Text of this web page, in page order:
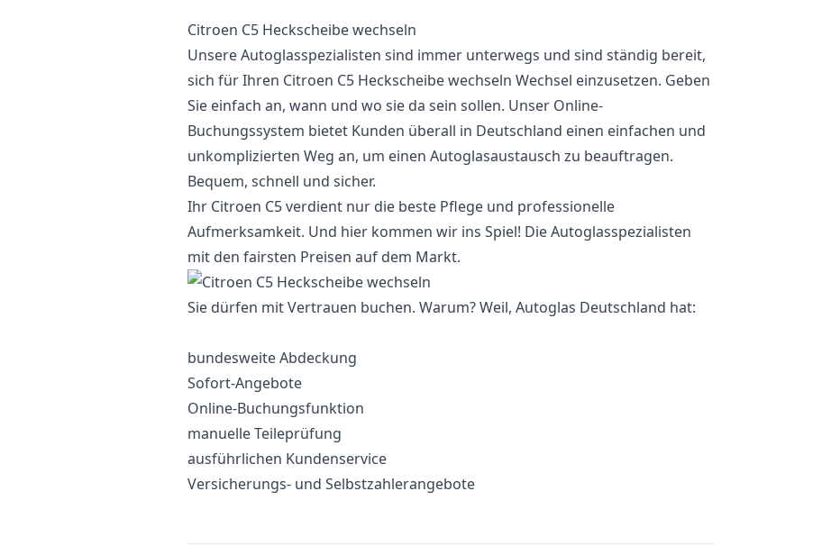
Citroen C5 Heckscheibe wechseln
Unsere Autoglasspezialisten sind immer unterwegs und sind ständig bereit,
sich für Ihren Citroen C5 Heckscheibe wechseln Wechsel einzusetzen. Geben
Sie einfach an, wann und wo sie da sein sollen. Unser Online-
Buchungssystem bietet Kunden überall in Deutschland einen einfachen und
unkomplizierten Weg an, um einen Autoglasaustausch zu beauftragen.
Bequem, schnell und sicher.
Ihr Citroen C5 verdient nur die beste Pflege und professionelle
Aufmerksamkeit. Und hier kommen wir ins Spiel! Die Autoglasspezialisten
mit den fairsten Preisen auf dem Markt.
Sie dürfen mit Vertrauen buchen. Warum? Weil, Autoglas Deutschland hat:
bundesweite Abdeckung
Sofort-Angebote
Online-Buchungsfunktion
manuelle Teileprüfung
ausführlichen Kundenservice
Versicherungs- und Selbstzahlerangebote